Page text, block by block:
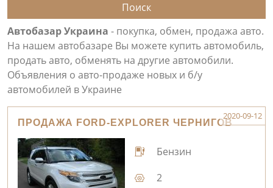
Автобазар Украина - покупка, обмен, продажа авто.
На нашем автобазаре Вы можете купить автомобиль,
продать авто, обменять на другие автомобили.
Объявления о авто-продаже новых и б/у
автомобилей в Украине
ПРОДАЖА FORD-EXPLORER ЧЕРНИГОВ
2020-09-12
Бензин
2